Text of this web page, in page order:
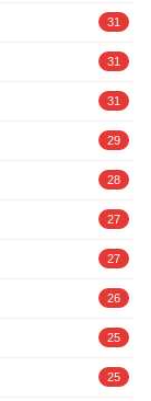
31
31
31
29
28
27
27
26
25
25